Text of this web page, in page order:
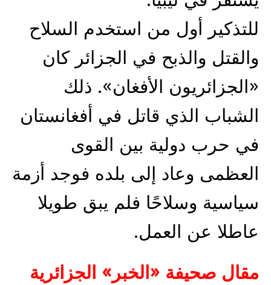
للتذكير أول من استخدم السلاح
والقتل والذبح في الجزائر كان
«الجزائريون الأفغان». ذلك
الشباب الذي قاتل في أفغانستان
في حرب دولية بين القوى
العظمى وعاد إلى بلده فوجد أزمة
سياسية وسلاحًا فلم يبق طويلا
عاطلا عن العمل.
مقال صحيفة «الخبر» الجزائرية